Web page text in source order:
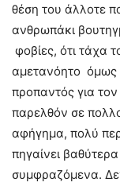
θέση του άλλοτε
ανθρωπάκι
φοβίες, ότι τάχα
αμετανόητο όμως
προπαντός για τον
παρελθόν σε
αφήγημα, πολύ
πηγαίνει
συμφραζόμενα.